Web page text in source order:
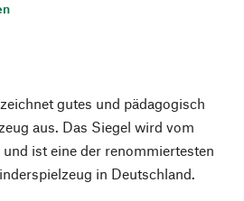
gutes und pädagogisch
aus. Das Siegel wird vom
ist eine der renommiertesten
in Deutschland.